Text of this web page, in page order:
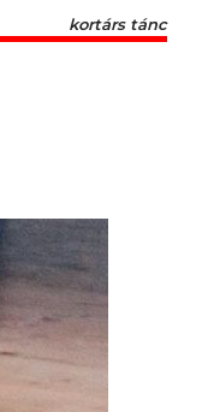
kortárs tánc